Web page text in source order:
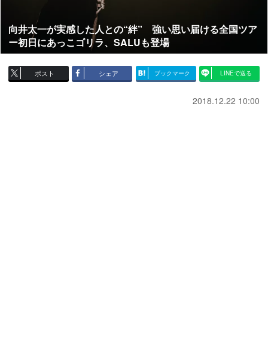
向井太一が実感した人との“絆” 強い思い届ける全国ツア
ー初日にあっこゴリラ、SALUも登場
ポスト シェア ブックマーク LINEで送る
2018.12.22 10:00